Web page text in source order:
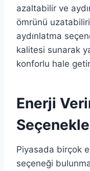
azaltabilir ve
ömrünü
aydınlatma
kalitesi sunarak
konforlu hale
Enerji
Piyasada birçok
seçeneği